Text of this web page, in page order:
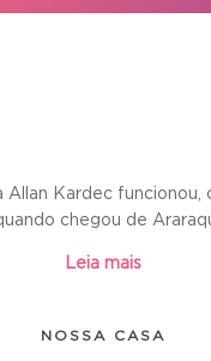
Allan Kardec funcionou,
chegou de
Leia mais
NOSSA CASA